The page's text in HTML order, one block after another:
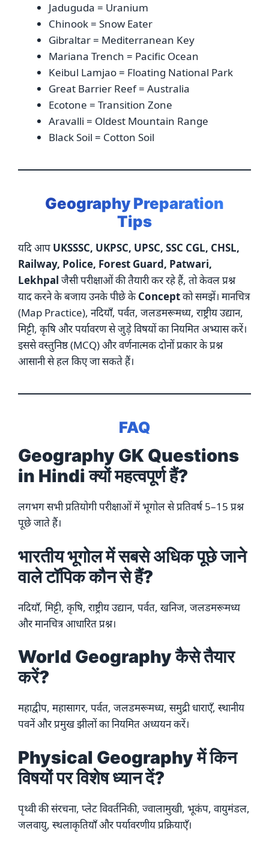
Jaduguda = Uranium
Chinook = Snow Eater
Gibraltar = Mediterranean Key
Mariana Trench = Pacific Ocean
Keibul Lamjao = Floating National Park
Great Barrier Reef = Australia
Ecotone = Transition Zone
Aravalli = Oldest Mountain Range
Black Soil = Cotton Soil
Geography Preparation
Tips
यदि आप UKSSSC, UKPSC, UPSC, SSC CGL, CHSL,
Railway, Police, Forest Guard, Patwari,
Lekhpal जैसी परीक्षाओं की तैयारी कर रहे हैं, तो केवल प्रश्न
याद करने के बजाय उनके पीछे केConceptको समझें। मानचित्र
(Map Practice), नदियाँ, पर्वत, जलडमरूमध्य, राष्ट्रीय उद्यान,
मिट्टी, कृषि और पर्यावरण से जुड़े विषयों का नियमित अभ्यास करें।
इससे वस्तुनिष्ठ (MCQ) और वर्णनात्मक दोनों प्रकार के प्रश्न
आसानी से हल किए जा सकते हैं।
FAQ
Geography GK Questions
in Hindi क्यों महत्वपूर्ण हैं?
लगभग सभी प्रतियोगी परीक्षाओं में भूगोल से प्रतिवर्ष 5–15 प्रश्न
पूछे जाते हैं।
भारतीय भूगोल में सबसे अधिक पूछे जाने
वाले टॉपिक कौन से हैं?
नदियाँ, मिट्टी, कृषि, राष्ट्रीय उद्यान, पर्वत, खनिज, जलडमरूमध्य
और मानचित्र आधारित प्रश्न।
World Geography कैसे तैयार
करें?
महाद्वीप, महासागर, पर्वत, जलडमरूमध्य, समुद्री धाराएँ, स्थानीय
पवनें और प्रमुख झीलों का नियमित अध्ययन करें।
Physical Geography में किन
विषयों पर विशेष ध्यान दें?
पृथ्वी की संरचना, प्लेट विवर्तनिकी, ज्वालामुखी, भूकंप, वायुमंडल,
जलवायु, स्थलाकृतियाँ और पर्यावरणीय प्रक्रियाएँ।